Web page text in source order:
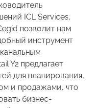
ICL Services.
позволит нам
инструмент
Y2 предлагает
для планирования,
и продажами, что
бизнес-